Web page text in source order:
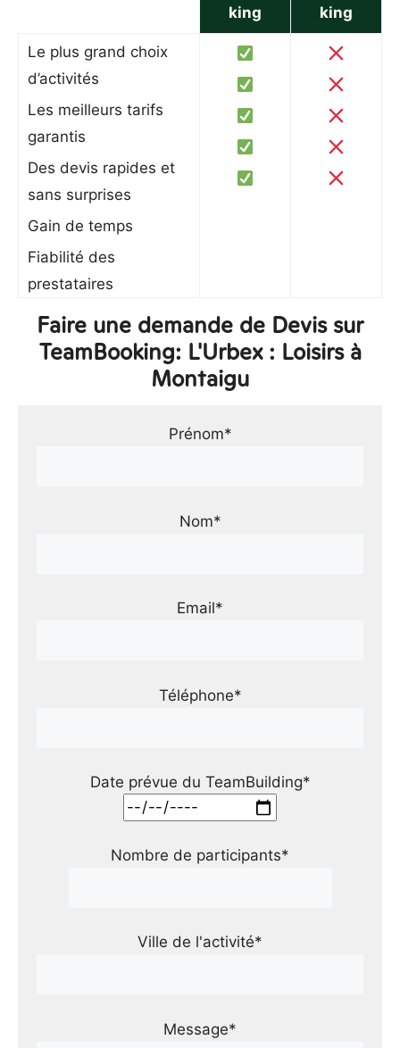
king
king
Le plus grand choix
d’activités
Les meilleurs tarifs
garantis
Des devis rapides et
sans surprises
Gain de temps
Fiabilité des
prestataires
Faire une demande de Devis sur
TeamBooking: L'Urbex : Loisirs à
Montaigu
Prénom*
Nom*
Email*
Téléphone*
Date prévue du TeamBuilding*
Nombre de participants*
Ville de l'activité*
Message*